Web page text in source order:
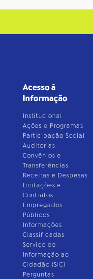
Acesso à
Informação
Institucional
Ações e Programas
Participação Social
Auditorias
Convênios e
Transferências
Receitas e Despesas
Licitações e
Contratos
Empregados
Públicos
Informações
Classificadas
Serviço de
Informação ao
Cidadão (SIC)
Perguntas